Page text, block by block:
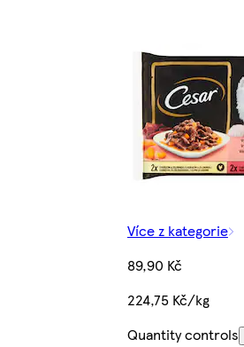
Více z kategorie
89,90 Kč
224,75 Kč/kg
Quantity controls